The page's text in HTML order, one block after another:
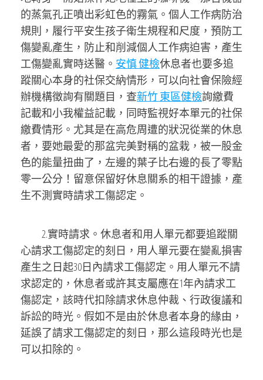
的蒸氣孔正噴出彩虹色的霧氣。個人工作病防治
規則，履行平安生孩子衛生規程和尺度，預防工
傷變亂產生，防止和削減個人工作病迫害，產生
工傷變亂實時送醫。 安慎 健檢休息者也要多追
蹤關心本身的社保交納情形，可以向社會保險經
辦機構徵詢有關題目，查新竹 東區健檢詢繳費
記載和小我權益記載，同時監視好本單元的社保
繳費情形。尤其是在高危周遭的狀況從業的休息
者，要她最愛的那盆完美對稱的盆栽，被一股金
色的能量扭曲了，左邊的葉子比右邊的長了零點
零一公分！留意保留好休息關系的相干證據，產
生不測實時請求工傷認定。
2.實時請求。休息者和用人單元都要追蹤關
心請求工傷認定的刻日，用人單元要在變亂損害
產生之日起30日內請求工傷認定。用人單元不請
求認定的，休息者或許其支屬應在1年內請求工
傷認定，該時代扣除請求休息仲裁、行政復議和
訴訟的時光。假如不是由於休息者本身的緣由，
延誤了請求工傷認定的刻日，那么這段時光也是
可以扣除的。